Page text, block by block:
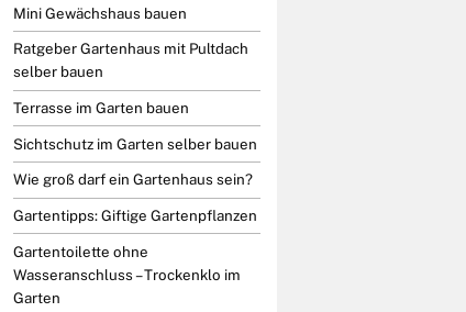
Mini Gewächshaus bauen
Ratgeber Gartenhaus mit Pultdach
selber bauen
Terrasse im Garten bauen
Sichtschutz im Garten selber bauen
Wie groß darf ein Gartenhaus sein?
Gartentipps: Giftige Gartenpflanzen
Gartentoilette ohne
Wasseranschluss – Trockenklo im
Garten